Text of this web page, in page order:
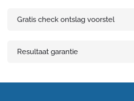
Gratis check ontslag voorstel
Resultaat garantie